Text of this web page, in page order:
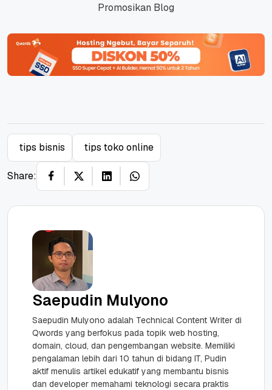
Promosikan Blog
tips bisnis tips toko online
Share:
Saepudin Mulyono
Saepudin Mulyono adalah Technical Content Writer di
Qwords yang berfokus pada topik web hosting,
domain, cloud, dan pengembangan website. Memiliki
pengalaman lebih dari 10 tahun di bidang IT, Pudin
aktif menulis artikel edukatif yang membantu bisnis
dan developer memahami teknologi secara praktis